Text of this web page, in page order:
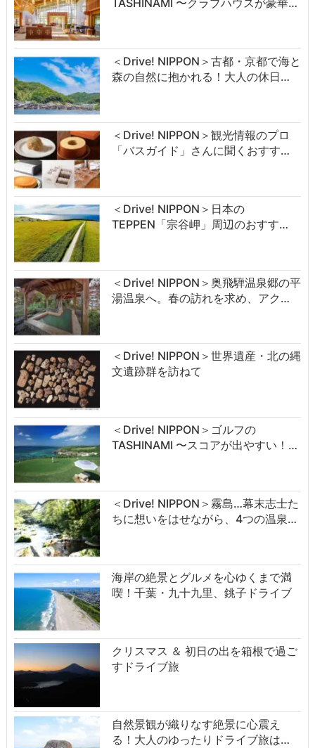
TASHINAMI 〜クラブハウスが豪華…
＜Drive! NIPPON＞古都・京都で海と
森の自然に抱かれる！大人の休日…
＜Drive! NIPPON＞観光情報のプロ
「バスガイド」さんに聞くおすす…
＜Drive! NIPPON＞日本の
TEPPEN「宗谷岬」周辺のおすす…
＜Drive! NIPPON＞奥飛騨温泉郷の平
湯温泉へ。春の訪れを求め、アク…
＜Drive! NIPPON＞世界遺産・北の縄
文遺跡群を訪ねて
＜Drive! NIPPON＞ゴルフの
TASHINAMI 〜スコアが出やすい！…
＜Drive! NIPPON＞霧島…幕末志士た
ちに想いをはせながら、4つの温泉…
海岸の絶景とグルメを心ゆくまで満
喫！千葉・九十九里、銚子ドライブ
クリスマス ＆ 初日の出を箱根で過ご
すドライブ旅
自然景観が織りなす絶景に心震え
る！大人のゆったりドライブ旅は…